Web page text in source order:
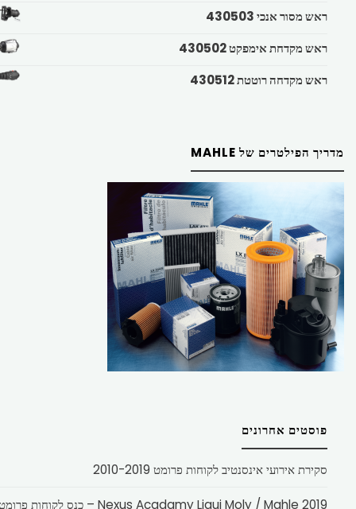
ראש מסור אנכי 430503
ראש מקדחת אימפקט 430502
ראש מקדחה רוטטת 430512
מדריך הפילטרים של MAHLE
פוסטים אחרונים
סקירת אירועי אינסנטיב לקוחות פרומט 2010-2019
Nexus Acadamy Liqui Moly / Mahle 2019 – כנס לקוחות פרומט